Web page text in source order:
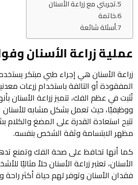
تجربتي مع زراعة الأسنان
خاتمة
أسئلة شائعة
عملية زراعة الأسنان
زراعة الأسنان هي إجراء طبي مبتكر
المفقودة أو التالفة باستخدام زرعات
تُثبت في عظم الفك، تتميز زراعة الأسنان
ووظيفيًا، حيث تعمل بشكل مشابه للأسنان
تتيح استعادة القدرة على المضغ
مظهر الابتسامة وثقة الشخص بنفسه.
كما أنها تحافظ على صحة الفك وتمنع
الأسنان، تعتبر زراعة الأسنان حلاً مثاليًا
فقدان الأسنان وتوفر لهم حياة أكثر راحة